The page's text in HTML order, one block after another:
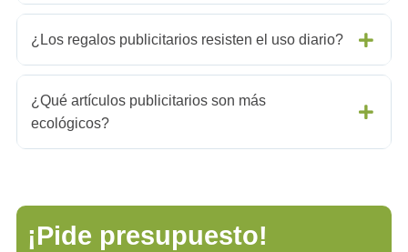
¿Los regalos publicitarios resisten el uso diario?
¿Qué artículos publicitarios son más
ecológicos?
¡Pide presupuesto!